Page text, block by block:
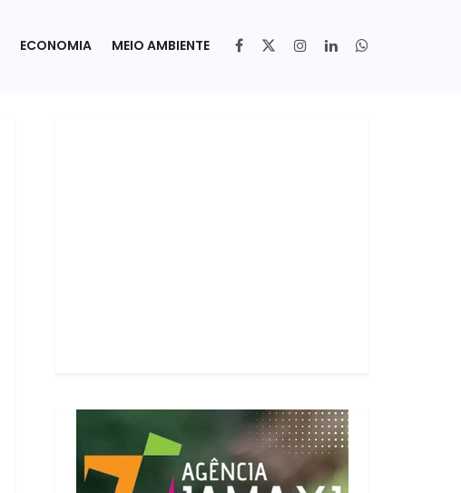
ECONOMIA MEIO AMBIENTE